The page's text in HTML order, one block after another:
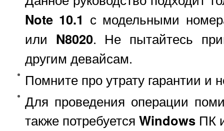
Note 10.1 с модельными
или N8020. Не пытайтесь
другим девайсам.
Помните про утрату гарантии и
Для проведения операции
также потребуется Windows ПК